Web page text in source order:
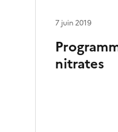
nitrates
7 juin 2019